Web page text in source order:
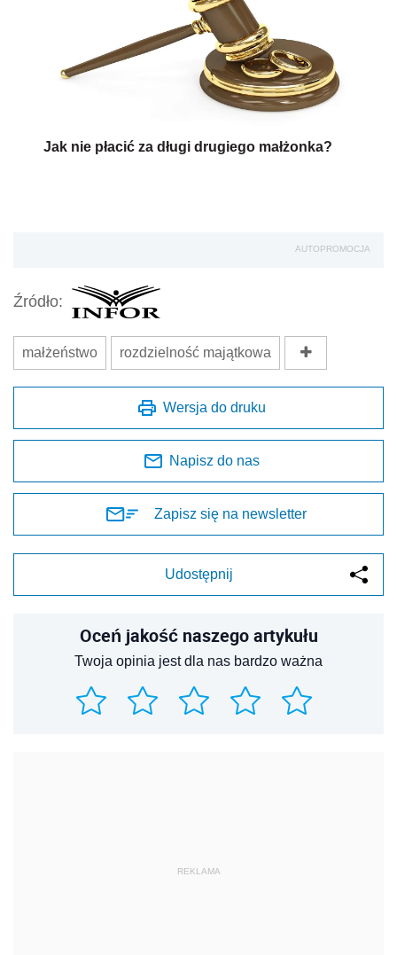
Jak nie płacić za długi drugiego małżonka?
AUTOPROMOCJA
Źródło:
małżeństwo rozdzielność majątkowa
Wersja do druku
Napisz do nas
Zapisz się na newsletter
Udostępnij
Oceń jakość naszego artykułu
Twoja opinia jest dla nas bardzo ważna
REKLAMA